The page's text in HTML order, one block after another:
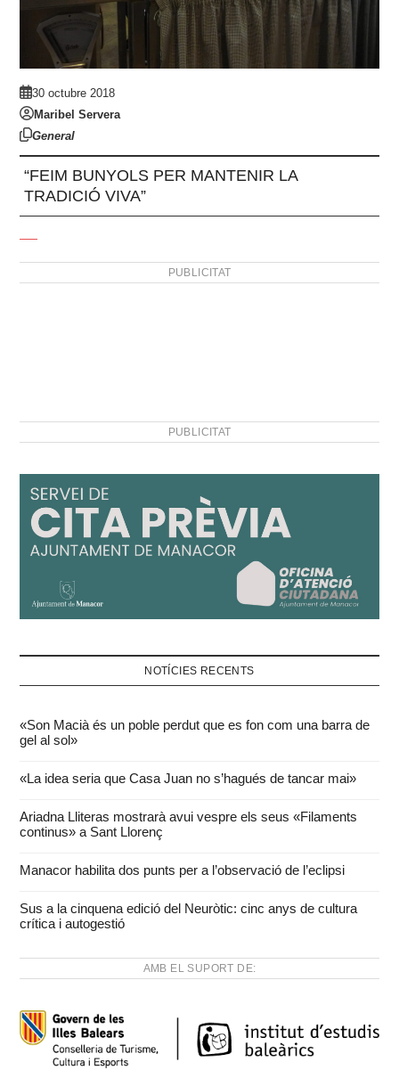
30 octubre 2018
Maribel Servera
General
“FEIM BUNYOLS PER MANTENIR LA
TRADICIÓ VIVA”
PUBLICITAT
PUBLICITAT
NOTÍCIES RECENTS
«Son Macià és un poble perdut que es fon com una barra de
gel al sol»
«La idea seria que Casa Juan no s’hagués de tancar mai»
Ariadna Lliteras mostrarà avui vespre els seus «Filaments
continus» a Sant Llorenç
Manacor habilita dos punts per a l’observació de l’eclipsi
Sus a la cinquena edició del Neuròtic: cinc anys de cultura
crítica i autogestió
AMB EL SUPORT DE: